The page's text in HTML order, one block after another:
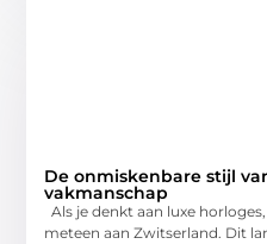
De onmiskenbare stijl
vakmanschap
Als je denkt aan luxe
meteen aan Zwitserland. Dit